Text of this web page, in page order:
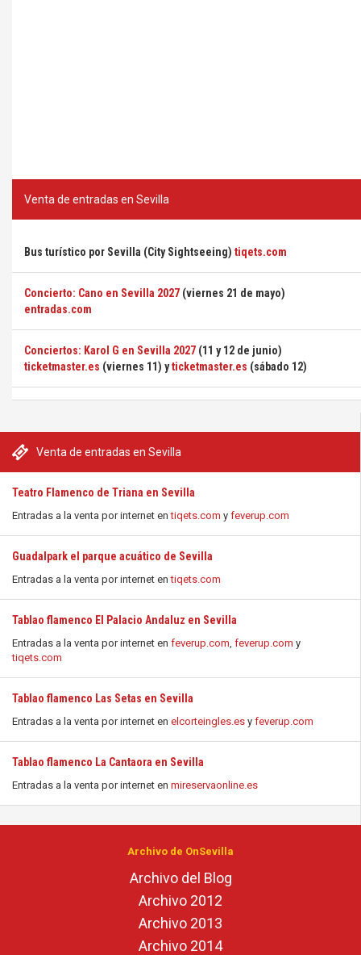
Venta de entradas en Sevilla
Teatro Flamenco de Triana en Sevilla
Entradas a la venta por internet entiqets.com y feverup.com
Guadalpark el parque acuático de Sevilla
Entradas a la venta por internet entiqets.com
Tablao flamenco El Palacio Andaluz en Sevilla
Entradas a la venta por internet en feverup.com, feverup.com y
tiqets.com
Tablao flamenco Las Setas en Sevilla
Entradas a la venta por internet en elcorteingles.es y feverup.com
Tablao flamenco La Cantaora en Sevilla
Entradas a la venta por internet en mireservaonline.es
Venta de entradas en Sevilla
Bus turístico por Sevilla (City Sightseeing) tiqets.com
Concierto: Cano en Sevilla 2027 (viernes 21 de mayo)
entradas.com
Conciertos: Karol G en Sevilla 2027 (11 y 12 de junio)
ticketmaster.es (viernes 11) yticketmaster.es (sábado 12)
Archivo de OnSevilla
Archivo del Blog
Archivo 2012
Archivo 2013
Archivo 2014